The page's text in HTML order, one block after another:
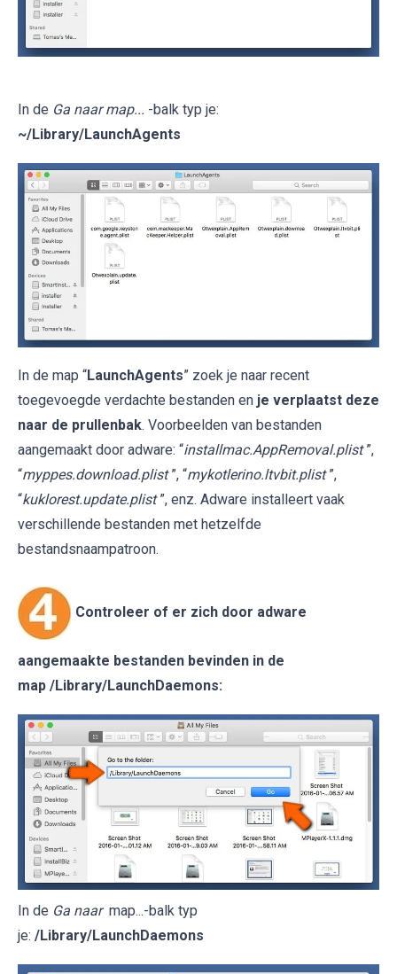
In de Ga naar map... -balk typ je:
~/Library/LaunchAgents
In de map “LaunchAgents” zoek je naar recent
toegevoegde verdachte bestanden en je verplaatst deze
naar de prullenbak. Voorbeelden van bestanden
aangemaakt door adware: “installmac.AppRemoval.plist ”,
“myppes.download.plist ”, “mykotlerino.ltvbit.plist ”,
“kuklorest.update.plist ”, enz. Adware installeert vaak
verschillende bestanden met hetzelfde
bestandsnaampatroon.
Controleer of er zich door adware
aangemaakte bestanden bevinden in de
map /Library/LaunchDaemons:
In de Ga naar map...-balk typ
je: /Library/LaunchDaemons